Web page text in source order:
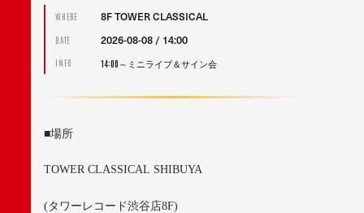
WHERE 8F TOWER CLASSICAL
DATE 2026-08-08 / 14:00
INFO 14:00～ミニライブ＆サイン会
■場所
TOWER CLASSICAL SHIBUYA
(タワーレコード渋谷店8F)